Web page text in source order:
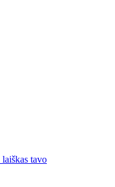
tavo